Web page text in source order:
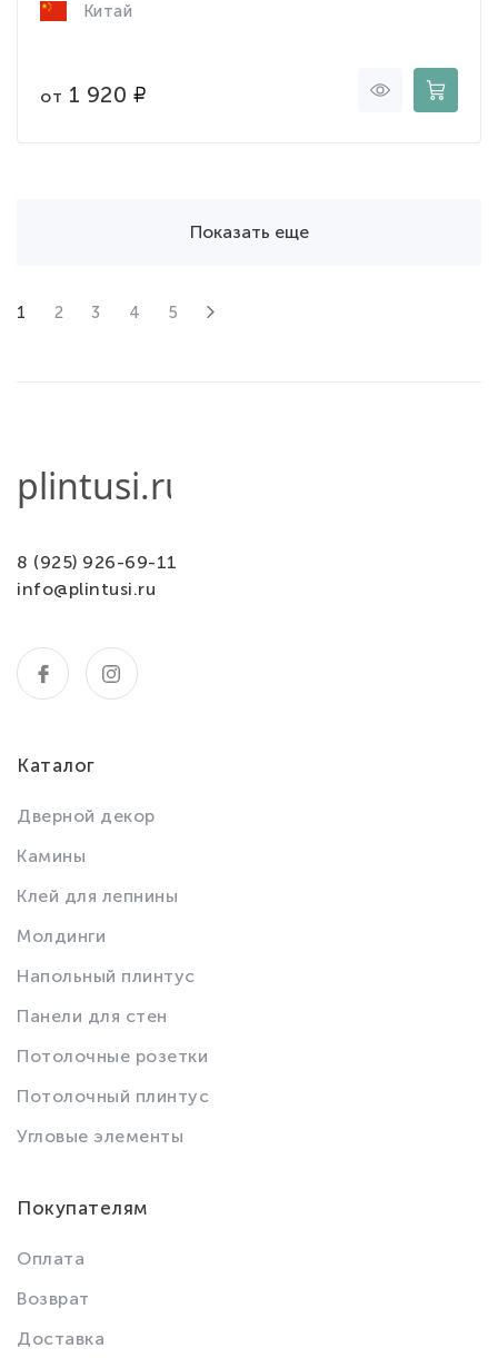
Китай
от 1 920
Показать еще
1 2 3 4 5
8 (925) 926-69-11
info@plintusi.ru
Каталог
Дверной декор
Камины
Клей для лепнины
Молдинги
Напольный плинтус
Панели для стен
Потолочные розетки
Потолочный плинтус
Угловые элементы
Покупателям
Оплата
Возврат
Доставка